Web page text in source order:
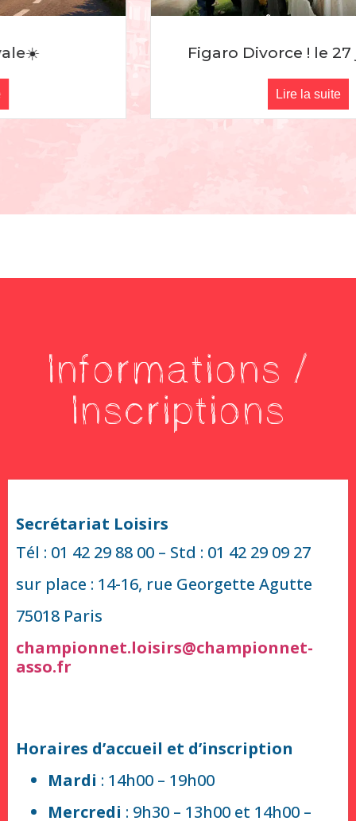
Figaro Divorce ! le 27 juin 2026
Informations /
Inscriptions
Secrétariat Loisirs
Tél : 01 42 29 88 00 – Std : 01 42 29 09 27
sur place : 14-16, rue Georgette Agutte
75018 Paris
championnet.loisirs@championnet-
asso.fr
Horaires d’accueil et d’inscription
Mardi : 14h00 – 19h00
Mercredi : 9h30 – 13h00 et 14h00 –